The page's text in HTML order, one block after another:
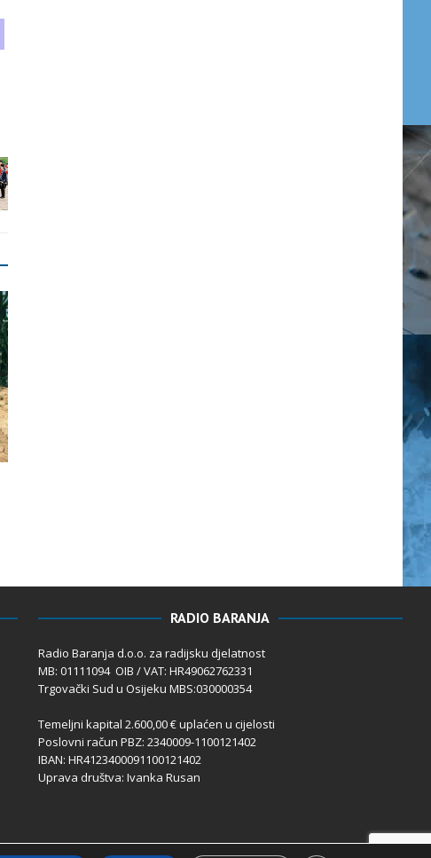
RADIO BARANJA
Radio Baranja d.o.o. za radijsku djelatnost
MB: 01111094 OIB / VAT: HR49062762331
Trgovački Sud u Osijeku MBS:030000354
Temeljni kapital 2.600,00 € uplaćen u cijelosti
Poslovni račun PBZ: 2340009-1100121402
IBAN: HR4123400091100121402
Uprava društva: Ivanka Rusan